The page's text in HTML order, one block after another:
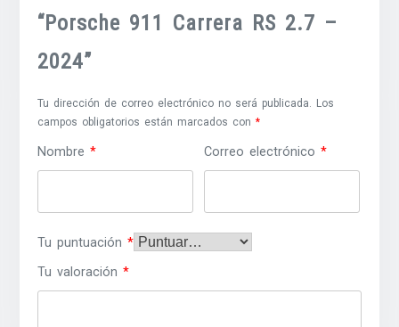
“Porsche 911 Carrera RS 2.7 –
2024”
Tu dirección de correo electrónico no será publicada. Los
campos obligatorios están marcados con*
Nombre* Correo electrónico*
Tu puntuación*
Tu valoración*